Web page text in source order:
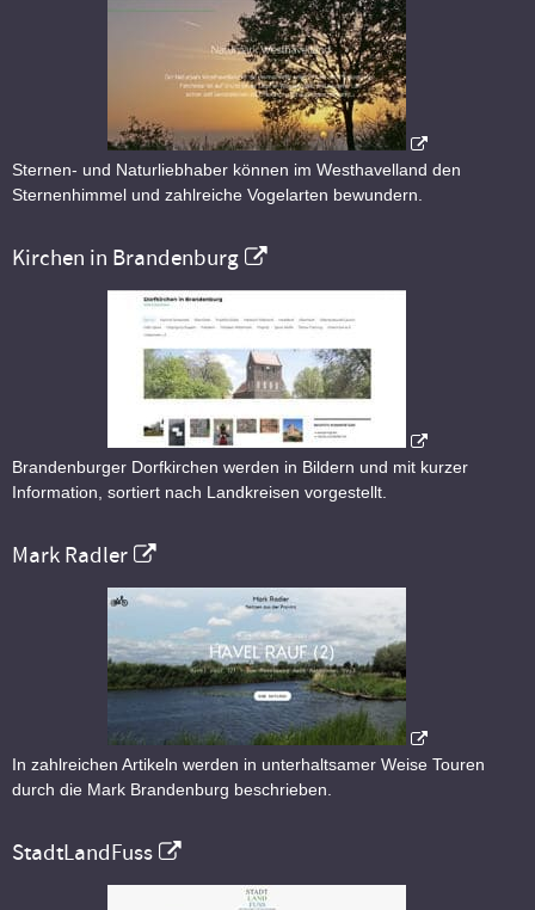
Sternen- und Naturliebhaber können im Westhavelland den
Sternenhimmel und zahlreiche Vogelarten bewundern.
Kirchen in Brandenburg
Brandenburger Dorfkirchen werden in Bildern und mit kurzer
Information, sortiert nach Landkreisen vorgestellt.
Mark Radler
In zahlreichen Artikeln werden in unterhaltsamer Weise Touren
durch die Mark Brandenburg beschrieben.
StadtLandFuss